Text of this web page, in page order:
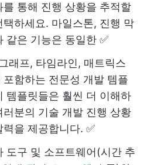
를 통해 진행 상황을 추적할
하세요. 마일스톤, 진행 막
같은 기능은 동일한 ✅
래프, 타임라인, 매트릭스
함하는 전문성 개발 템플
템플릿들은 훨씬 더 이해하
분의 기술 개발 진행 상황
을 제공합니다. ✅
도구 및 소프트웨어(시간 추